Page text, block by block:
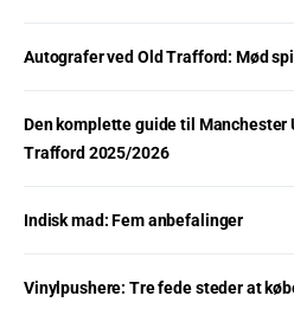
Autografer ved Old Trafford: Mød
Den komplette guide til Manchester
Trafford 2025/2026
Indisk mad: Fem anbefalinger
Vinylpushere: Tre fede steder at